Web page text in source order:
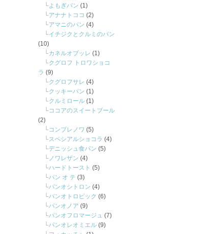
よもぎパン (1)
アナナトココ (2)
アマニのパン (4)
イチジクとクルミのパン
(10)
カネルオブッレ (1)
クグロフ トロワショコ
ラ (9)
クグロフサレ (4)
クッキーパン (1)
クルミロール (1)
ココアのスイートブール
(2)
コンプレノワ (5)
スペシアルショコラ (4)
デニッシュ食パン (5)
ノワレザン (4)
ハードトースト (5)
パン オ テ (3)
パンオシトロン (4)
パンオトロピック (6)
パンオノア (9)
パンオフロマージュ (7)
パンオレオミエル (9)